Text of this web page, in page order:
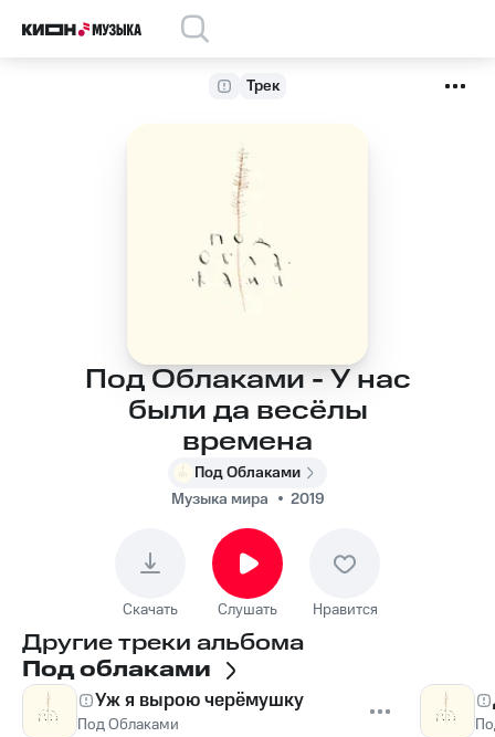
Трек
Под Облаками - У нас
были да весёлы
времена
Под Облаками
Музыка мира
2019
Скачать Слушать Нравится
Другие треки альбома
Под облаками
Уж я вырою черёмушку
Под Облаками